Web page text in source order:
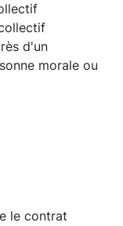
d'un
morale ou
le contrat